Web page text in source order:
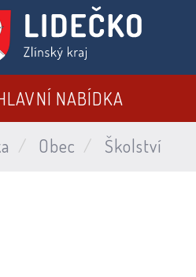
NABÍDKA
Obec Školství